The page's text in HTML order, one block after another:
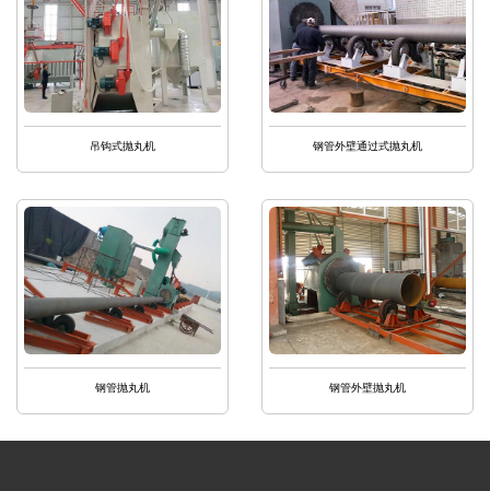
吊钩式抛丸机 钢管外壁通过式抛丸机
钢管抛丸机 钢管外壁抛丸机